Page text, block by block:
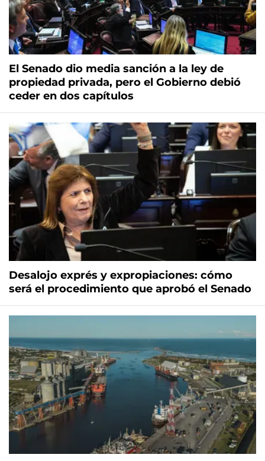
El Senado dio media sanción a la ley de
propiedad privada, pero el Gobierno debió
ceder en dos capítulos
Desalojo exprés y expropiaciones: cómo
será el procedimiento que aprobó el Senado